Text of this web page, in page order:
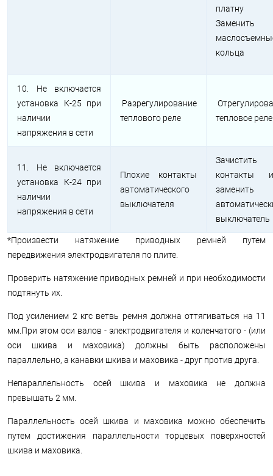
платну
Заменить
кольца
10. Не включается
установка К-25 при
наличии
напряжения в сети
Разрегулирование
теплового реле
тепловое реле
11. Не включается
установка К-24 при
наличии
напряжения в сети
Плохие контакты
автоматического
выключателя
Зачистить
контакты
заменить
выключатель
*Произвести натяжение приводных ремней путем
передвижения электродвигателя по плите.
Проверить натяжение приводных ремней и при необходимости
подтянуть их.
Под усилением 2 кгс ветвь ремня должна оттягиваться на 11
мм.При этом оси валов - электродвигателя и коленчатого - (или
оси шкива и маховика) должны быть расположены
параллельно, а канавки шкива и маховика - друг против друга.
Непараллельность осей шкива и маховика не должна
превышать 2 мм.
Параллельность осей шкива и маховика можно обеспечить
путем достижения параллельности торцевых поверхностей
шкива и маховика.